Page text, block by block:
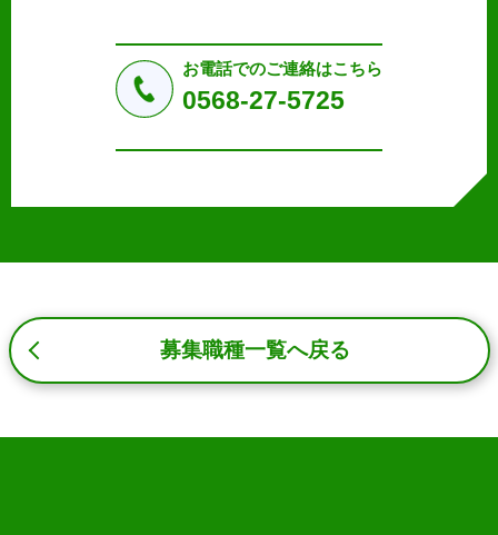
a.応募者等からのお問い合わせに対応・管理するため
b.本ウェブサイトにおけるサービスの提供・運用のため
3. プライバシー尊重
4. 法令等の遵守
応募者等の個人情報の取得、利用その他一切の取り扱いに
令、及び本プライバシーポリシーを遵守します。
お電話でのご連絡はこちら
0568-27-5725
募集職種一覧へ戻る